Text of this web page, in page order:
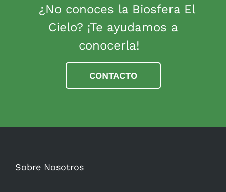
¿No conoces la Biosfera El
Cielo? ¡Te ayudamos a
conocerla!
CONTACTO
Sobre Nosotros